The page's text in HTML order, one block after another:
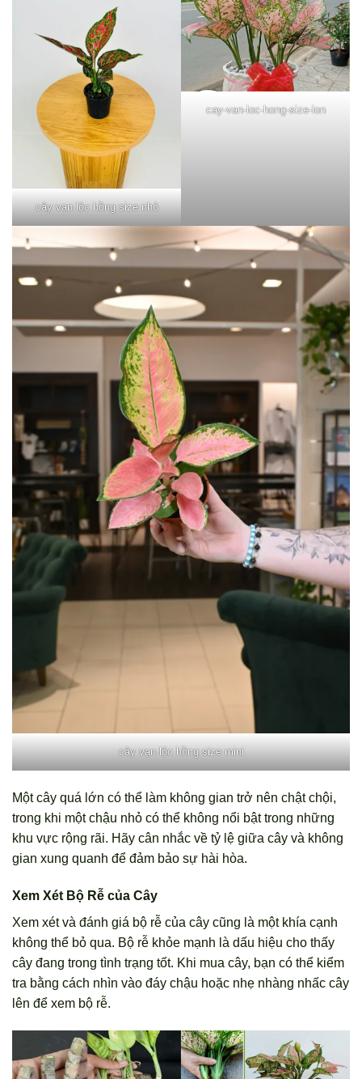
cây vạn lộc hồng size nhỏ
cay-van-loc-hong-size-lon
cây vạn lộc hồng size mini
Một cây quá lớn có thể làm không gian trở nên chật chội,
trong khi một chậu nhỏ có thể không nổi bật trong những
khu vực rộng rãi. Hãy cân nhắc về tỷ lệ giữa cây và không
gian xung quanh để đảm bảo sự hài hòa.
Xem Xét Bộ Rễ của Cây
Xem xét và đánh giá bộ rễ của cây cũng là một khía cạnh
không thể bỏ qua. Bộ rễ khỏe mạnh là dấu hiệu cho thấy
cây đang trong tình trạng tốt. Khi mua cây, bạn có thể kiểm
tra bằng cách nhìn vào đáy chậu hoặc nhẹ nhàng nhấc cây
lên để xem bộ rễ.